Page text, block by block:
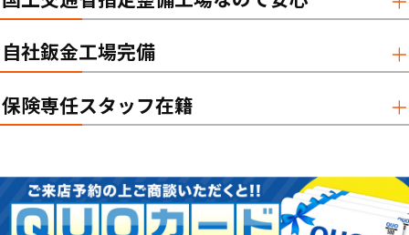
自社鈑金工場完備
保険専任スタッフ在籍